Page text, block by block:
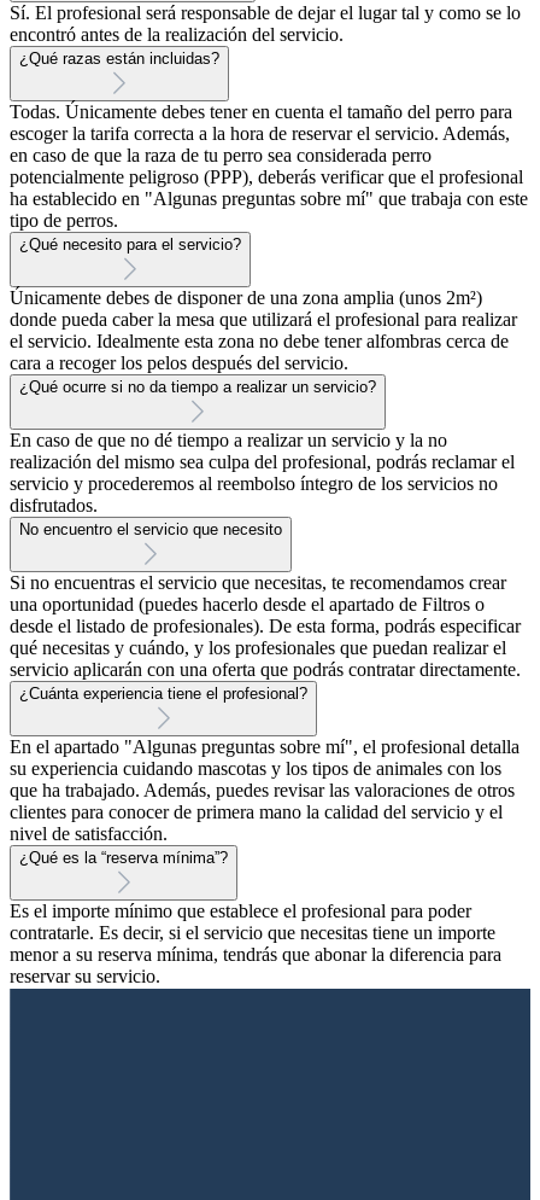
Sí. El profesional será responsable de dejar el lugar tal y como se lo
encontró antes de la realización del servicio.
¿Qué razas están incluidas?
Todas. Únicamente debes tener en cuenta el tamaño del perro para
escoger la tarifa correcta a la hora de reservar el servicio. Además,
en caso de que la raza de tu perro sea considerada perro
potencialmente peligroso (PPP), deberás verificar que el profesional
ha establecido en "Algunas preguntas sobre mí" que trabaja con este
tipo de perros.
¿Qué necesito para el servicio?
Únicamente debes de disponer de una zona amplia (unos 2m²)
donde pueda caber la mesa que utilizará el profesional para realizar
el servicio. Idealmente esta zona no debe tener alfombras cerca de
cara a recoger los pelos después del servicio.
¿Qué ocurre si no da tiempo a realizar un servicio?
En caso de que no dé tiempo a realizar un servicio y la no
realización del mismo sea culpa del profesional, podrás reclamar el
servicio y procederemos al reembolso íntegro de los servicios no
disfrutados.
No encuentro el servicio que necesito
Si no encuentras el servicio que necesitas, te recomendamos crear
una oportunidad (puedes hacerlo desde el apartado de Filtros o
desde el listado de profesionales). De esta forma, podrás especificar
qué necesitas y cuándo, y los profesionales que puedan realizar el
servicio aplicarán con una oferta que podrás contratar directamente.
¿Cuánta experiencia tiene el profesional?
En el apartado "Algunas preguntas sobre mí", el profesional detalla
su experiencia cuidando mascotas y los tipos de animales con los
que ha trabajado. Además, puedes revisar las valoraciones de otros
clientes para conocer de primera mano la calidad del servicio y el
nivel de satisfacción.
¿Qué es la “reserva mínima”?
Es el importe mínimo que establece el profesional para poder
contratarle. Es decir, si el servicio que necesitas tiene un importe
menor a su reserva mínima, tendrás que abonar la diferencia para
reservar su servicio.